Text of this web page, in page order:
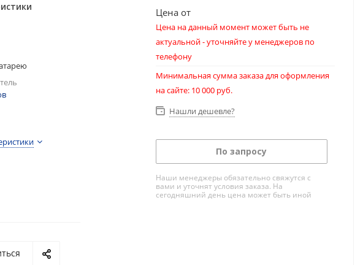
Цена от
Цена на данный момент может быть не
актуальной - уточняйте у менеджеров по
телефону
Минимальная сумма заказа для оформления
на сайте: 10 000 руб.
Нашли дешевле?
По запросу
Наши менеджеры обязательно свяжутся с
вами и уточнят условия заказа. На
сегодняшний день цена может быть иной